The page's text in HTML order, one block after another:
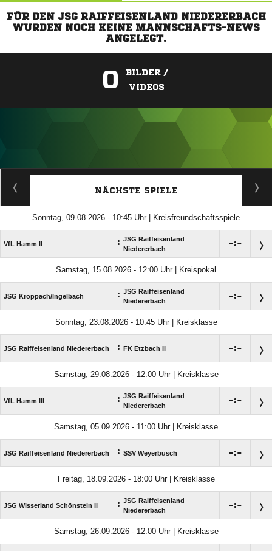
FÜR DEN JSG RAIFFEISENLAND NIEDERERBACH
WURDEN NOCH KEINE MANNSCHAFTS-NEWS
ANGELEGT.
0
BILDER /
VIDEOS
ANZEIGE
NÄCHSTE SPIELE
Sonntag, 09.08.2026 - 10:45 Uhr | Kreisfreundschaftsspiele
VfL Hamm II : JSG Raiffeisenland
Niedererbach
:
Samstag, 15.08.2026 - 12:00 Uhr | Kreispokal
JSG Kroppach/​Ingelbach : JSG Raiffeisenland
Niedererbach
:
Sonntag, 23.08.2026 - 10:45 Uhr | Kreisklasse
JSG Raiffeisenland Niedererbach : FK Etzbach II :
Samstag, 29.08.2026 - 12:00 Uhr | Kreisklasse
VfL Hamm III : JSG Raiffeisenland
Niedererbach
:
Samstag, 05.09.2026 - 11:00 Uhr | Kreisklasse
JSG Raiffeisenland Niedererbach : SSV Weyerbusch :
Freitag, 18.09.2026 - 18:00 Uhr | Kreisklasse
JSG Wisserland Schönstein II : JSG Raiffeisenland
Niedererbach
:
Samstag, 26.09.2026 - 12:00 Uhr | Kreisklasse